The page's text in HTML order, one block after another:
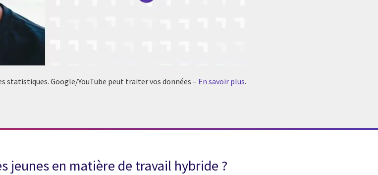
statistiques. Google/YouTube peut traiter vos données – En savoir plus.
jeunes en matière de travail hybride ?